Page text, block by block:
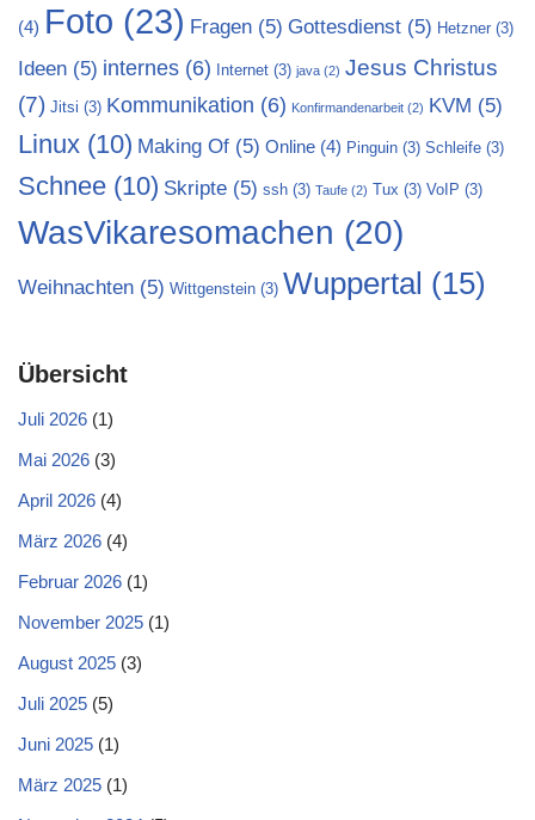
(4) Foto (23) Fragen (5) Gottesdienst (5) Hetzner (3)
Ideen (5) internes (6) Internet (3) java (2) Jesus Christus
(7) Jitsi (3) Kommunikation (6) Konfirmandenarbeit (2) KVM (5)
Linux (10) Making Of (5) Online (4) Pinguin (3) Schleife (3)
Schnee (10) Skripte (5) ssh (3) Taufe (2) Tux (3) VoIP (3)
WasVikaresomachen (20)
Weihnachten (5) Wittgenstein (3) Wuppertal (15)
Übersicht
Juli 2026 (1)
Mai 2026 (3)
April 2026 (4)
März 2026 (4)
Februar 2026 (1)
November 2025 (1)
August 2025 (3)
Juli 2025 (5)
Juni 2025 (1)
März 2025 (1)